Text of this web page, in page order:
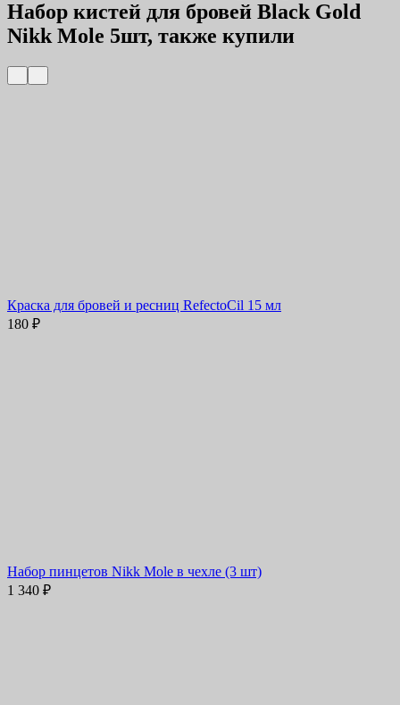
Набор кистей для бровей Black Gold
Nikk Mole 5шт, также купили
Краска для бровей и ресниц RefectoCil 15 мл
180 ₽
Набор пинцетов Nikk Mole в чехле (3 шт)
1 340 ₽